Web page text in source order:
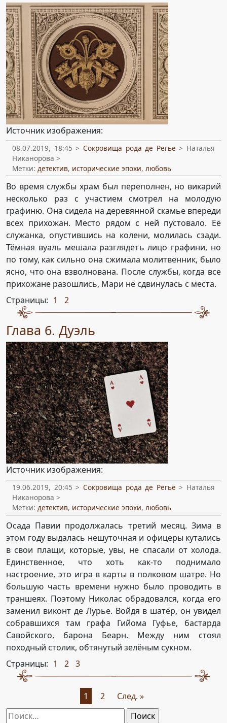
Источник изображения:
08.07.2019, 18:45 > Сокровища рода де Регье > Наталья
Никанорова >
Метки: детектив, исторические эпохи, любовь
Во время службы храм был переполнен, но викарий
несколько раз с участием смотрел на молодую
графиню. Она сидела на деревянной скамье впереди
всех прихожан. Место рядом с ней пустовало. Её
служанка, опустившись на колени, молилась сзади.
Тёмная вуаль мешала разглядеть лицо графини, но
по тому, как сильно она сжимала молитвенник, было
ясно, что она взволнована. После службы, когда все
прихожане разошлись, Мари не сдвинулась с места.
Страницы: 1 2
Глава 6. Дуэль
Источник изображения:
19.06.2019, 20:45 > Сокровища рода де Регье > Наталья
Никанорова >
Метки: детектив, исторические эпохи, любовь
Осада Павии продолжалась третий месяц. Зима в
этом году выдалась нешуточная и офицеры кутались
в свои плащи, которые, увы, не спасали от холода.
Единственное, что хоть как-то поднимало
настроение, это игра в карты в полковом шатре. Но
большую часть времени нужно было проводить в
траншеях. Поэтому Николас обрадовался, когда его
заменил виконт де Лурье. Войдя в шатёр, он увидел
собравшихся там графа Гийома Гуфье, бастарда
Савойского, барона Беарн. Между ним стоял
походный столик, обтянутый зелёным сукном.
Страницы: 1 2 3
1 2
След. »
Найти: